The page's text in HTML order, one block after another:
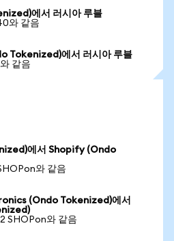
에서 러시아 루블
와 같음
Tokenized)에서 러시아 루블
같음
에서 Shopify (Ondo
와 같음
(Ondo Tokenized)에서
SHOPon와 같음